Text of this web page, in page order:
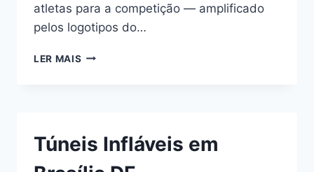
atletas para a competição — amplificado
pelos logotipos do…
LER MAIS TÚNEL
Túneis Infláveis em